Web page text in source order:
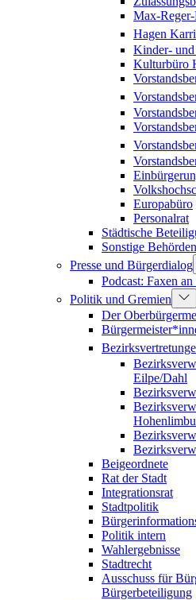
Max-
Hagen
Kinder- und
Kulturbüro
Europabüro
Personalrat
Städtische
Sonstige Behörden
Presse und Bürgerdialog
Podcast: Faxen
Politik und Gremien
Der
Eilpe/Dahl
Beigeordnete
Rat der Stadt
Integrationsrat
Stadtpolitik
Politik intern
Wahlergebnisse
Stadtrecht
Ausschuss für
Bürgerbeteiligung